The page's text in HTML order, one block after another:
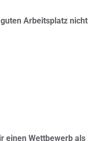
Arbeitsplatz nicht
einen Wettbewerb als